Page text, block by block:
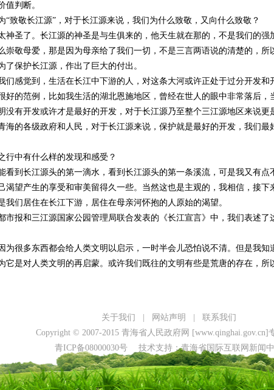
值判断。
“致敬长江源”，对于长江源来说，我们为什么致敬，又向什么致敬？
神圣了。长江源的神圣是与生俱来的，他天生就在那的，不是我们的强
母爱，那是因为母亲给了我们一切，不是三言两语说的清楚的，所
了保护长江源，作出了巨大的付出。
们感觉到，生活在长江中下游的人，对这条大河或许正处于过分开发
好的范例，比如我生活的湖北恩施地区，曾经在世人的眼中非常落后
没有开发或许才是最好的开发，对于长江源乃至整个三江源地区来说
海的各级政府和人民，对于长江源来说，保护就是最好的开发，我们
行中有什么样的发现和感受？
看到长江源头的第一滴水，看到长江源头的第一条溪流，可是我又有
渴望产生的享受和审美留得久一些。当然这也是主观的，我相信，接
我们居住在长江下游，居住在母亲河怀抱的人原始的渴望。
市报和三江源国家公园管理局联合发表的《长江宣言》中，我们表述
为很多东西都会给人类文明以启示，一时半会儿恐怕说不清。但是我
它是对人类文明的再启蒙。或许我们既往的文明有些是荒唐的存在，所
关于我们 网站声明
联系我们
Copyright © 2007-2015 青海省人民政府网 [www.qinghai.gov.cn]
青ICP备08000030号 技术支持：青海省国际互联网新闻